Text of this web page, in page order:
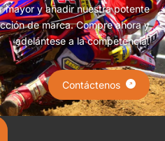
mayor y añadir nuestra potente
de marca. Compre ahora y
adelántese a la competencia.
Contáctenos